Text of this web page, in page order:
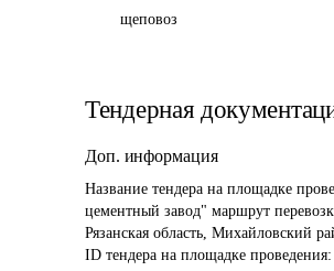
щеповоз
Тендерная
Доп. информация
Название тендера на площадке
цементный завод" маршрут
Рязанская область, Михайловский
ID тендера на площадке проведения: